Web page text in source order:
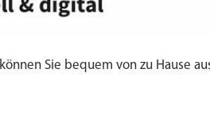
können Sie bequem von zu Hause